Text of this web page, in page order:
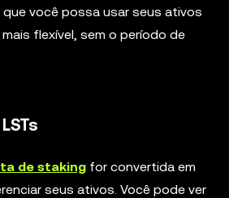
você possa usar seus ativos
flexível, sem o período de
de staking for convertida em
seus ativos. Você pode ver